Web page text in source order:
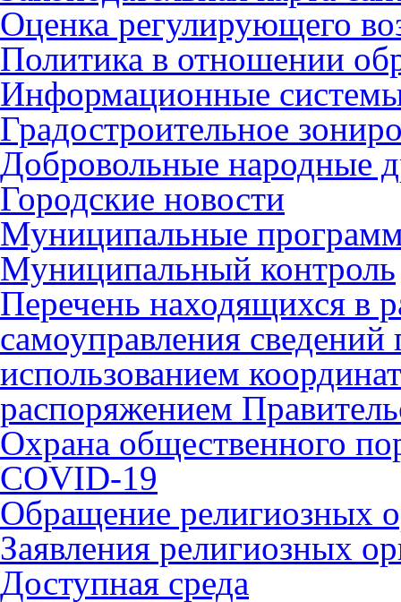
Оценка регулирующего
Политика в отношении
Информационные
Градостроительное
Добровольные народные
Городские новости
Муниципальные
Муниципальный контроль
Перечень находящихся в
самоуправления
использованием
распоряжением
Охрана общественного
COVID-19
Обращение религиозных
Заявления религиозных
Доступная среда